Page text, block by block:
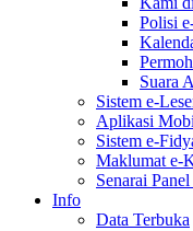
Polisi
Suara
Sistem e-
Aplikasi
Sistem e-
Maklumat e-
Senarai
Info
Data Terbuka